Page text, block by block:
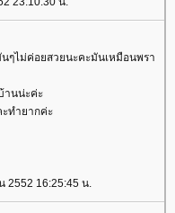
ๆไม่ค่อยสวยนะคะมันเหมือนพรา
านน่ะค่ะ
ทำยากค่ะ
2552 16:25:45 น.